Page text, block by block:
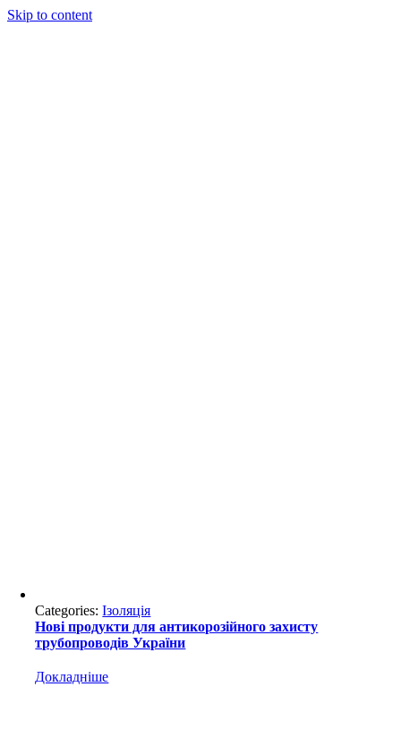
Skip to content
Categories:Ізоляція
Нові продукти для антикорозійного захисту
трубопроводів України
Докладніше